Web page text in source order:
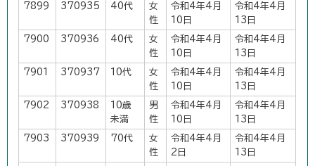
7899 370935 40代
女
性
令和4年4月
10日
令和4年4月
13日
7900 370936 40代
女
性
令和4年4月
10日
令和4年4月
13日
7901 370937 10代
女
性
令和4年4月
10日
令和4年4月
13日
7902 370938
10歳
未満
男
性
令和4年4月
10日
令和4年4月
13日
7903 370939 70代
女
性
令和4年4月
2日
令和4年4月
13日